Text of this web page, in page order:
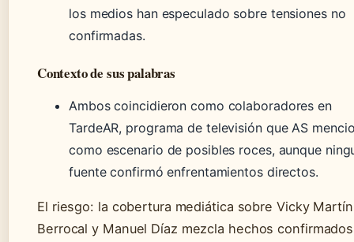
los medios han especulado sobre tensiones no
confirmadas.
Contexto de sus palabras
Ambos coincidieron como colaboradores en
TardeAR, programa de televisión que AS
como escenario de posibles roces, aunque
fuente confirmó enfrentamientos directos.
El riesgo: la cobertura mediática sobre Vicky Martín
Berrocal y Manuel Díaz mezcla hechos confirmados